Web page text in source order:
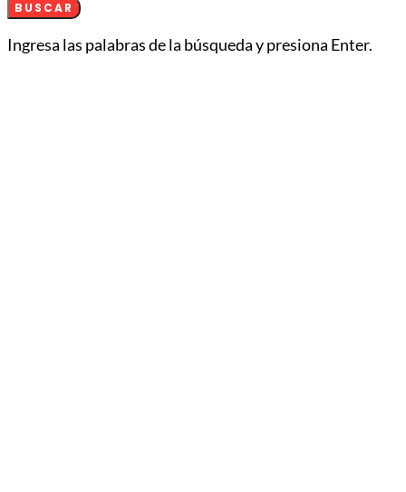
BUSCAR
Ingresa las palabras de la búsqueda y presiona Enter.